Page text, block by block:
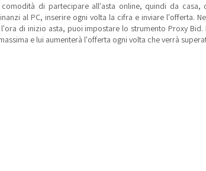
di partecipare all'asta online, quindi da
al PC, inserire ogni volta la cifra e inviare l'offerta.
di inizio asta, puoi impostare lo strumento Proxy Bid.
e lui aumenterà l'offerta ogni volta che verrà